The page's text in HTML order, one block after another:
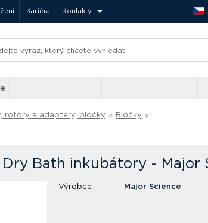
Kariéra Kontakty
rotory a adaptéry, bločky » Bločky »
Bath inkubátory - Major
Výrobce Major Science